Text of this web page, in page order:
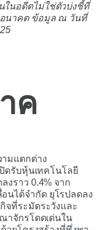
ในอดีตไม่ใช่ตัวบ่งชี้ที่
อนาคต ข้อมูล ณ วันที่
ค
มแตกต่าง
ดรับหุ้นเทคโนโลยี
งราว 0.4% จาก
นได้จำกัด ยุโรปลดลง
จที่ระมัดระวังและ
าจักรโดดเด่นใน